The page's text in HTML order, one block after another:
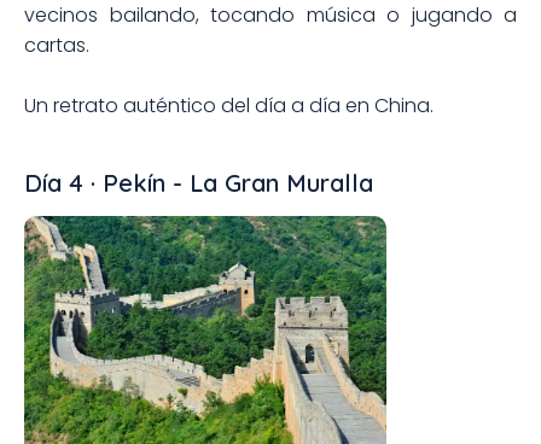
vecinos bailando, tocando música o jugando a
cartas.
Un retrato auténtico del día a día en China.
Día 4 · Pekín - La Gran Muralla